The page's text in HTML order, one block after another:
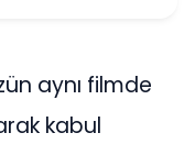
aynı filmde
kabul